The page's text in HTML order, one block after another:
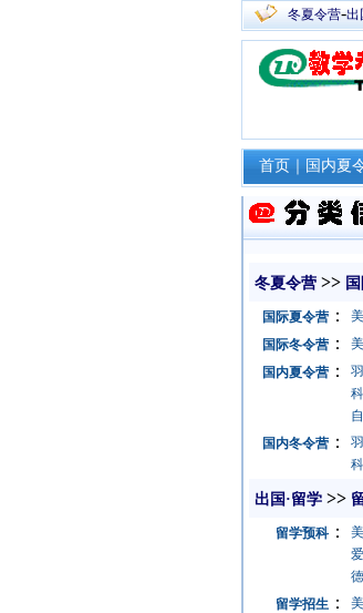
冬夏令营-出
首页｜国内夏
冬夏令营 >>
国际夏令营 ：
国际冬令营 ：
国内夏令营 ：
国内冬令营 ：
出国·留学 >>
留学预科：
留学招生 ：